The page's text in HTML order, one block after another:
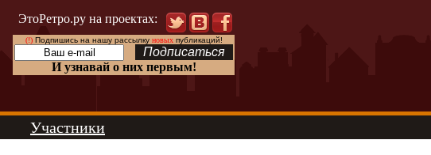
ЭтоРетро.ру на проектах:
(!)Подпишись на нашу рассылку новыхпубликаций!
И узнавай о них первым!
Участники